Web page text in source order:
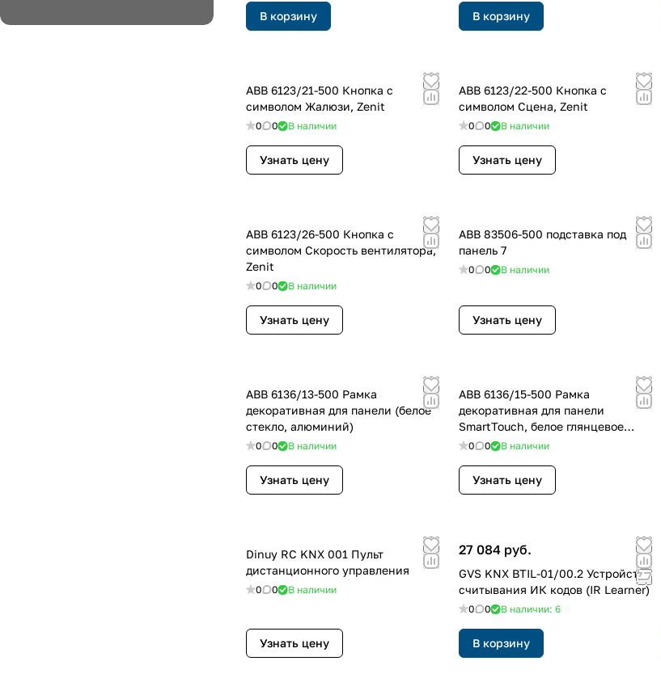
В корзину В корзину
ABB 6123/21-500 Кнопка с
символом Жалюзи, Zenit
0 0 В наличии
Узнать цену
ABB 6123/22-500 Кнопка с
символом Сцена, Zenit
0 0 В наличии
Узнать цену
ABB 6123/26-500 Кнопка с
символом Скорость вентилятора,
Zenit
0 0 В наличии
Узнать цену
ABB 83506-500 подставка под
панель 7
0 0 В наличии
Узнать цену
ABB 6136/13-500 Рамка
декоративная для панели (белое
стекло, алюминий)
0 0 В наличии
Узнать цену
ABB 6136/15-500 Рамка
декоративная для панели
SmartTouch, белое глянцевое
стекло
0 0 В наличии
Узнать цену
Dinuy RC KNX 001 Пульт
дистанционного управления
0 0 В наличии
Узнать цену
27 084 руб.
GVS KNX BTIL-01/00.2 Устройство
считывания ИК кодов (IR Learner)
0 0 В наличии: 6
В корзину